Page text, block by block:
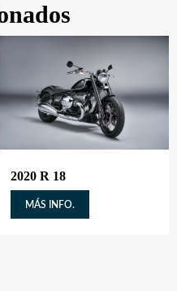
2020 R 18
MÁS INFO.